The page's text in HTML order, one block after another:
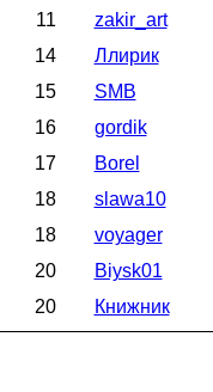
11 zakir_art
14 Ллирик
15 SMB
16 gordik
17 Borel
18 slawa10
18 voyager
20 Biysk01
20 Книжник